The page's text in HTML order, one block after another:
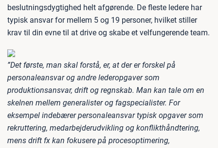
beslutningsdygtighed helt afgørende. De fleste ledere har
typisk ansvar for mellem 5 og 19 personer, hvilket stiller
krav til din evne til at drive og skabe et velfungerende team.
”Det første, man skal forstå, er, at der er forskel på
personaleansvar og andre lederopgaver som
produktionsansvar, drift og regnskab. Man kan tale om en
skelnen mellem generalister og fagspecialister. For
eksempel indebærer personaleansvar typisk opgaver som
rekruttering, medarbejderudvikling og konflikthåndtering,
mens drift fx kan fokusere på procesoptimering,